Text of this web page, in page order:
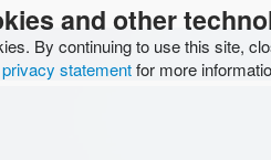
and other
By continuing to use this site,
statementfor more